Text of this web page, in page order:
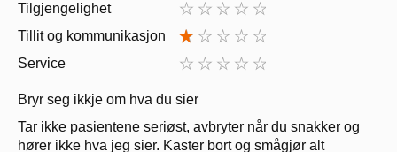
Tilgjengelighet
Tillit og kommunikasjon
Service
Bryr seg ikkje om hva du sier
Tar ikke pasientene seriøst, avbryter når du snakker og
hører ikke hva jeg sier. Kaster bort og smågjør alt